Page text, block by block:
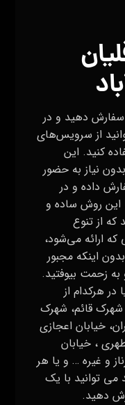
سفارش دهید و در
از سرویس‌های
کنید. این
نیاز به حضور
داده و در
این روش ساده و
از تنوع
ارائه می‌شود،
اینکه مجبور
زحمت بیوفتید.
هرکدام از
شهرک قائم، شهرک
خیابان اعجازی
، خیابان
و غیره … و یا هر
می توانید با یک
دهید.